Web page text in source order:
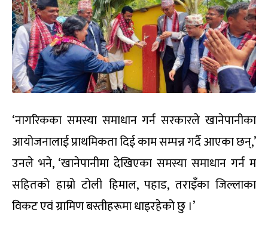
‘नागरिकका समस्या समाधान गर्न सरकारले खानेपानीका
आयोजनालाई प्राथमिकता दिई काम सम्पन्न गर्दै आएका छन्,’
उनले भने, ‘खानेपानीमा देखिएका समस्या समाधान गर्न म
सहितको हाम्रो टोली हिमाल, पहाड, तराइँका जिल्लाका
विकट एवं ग्रामिण बस्तीहरूमा धाइरहेको छु ।’